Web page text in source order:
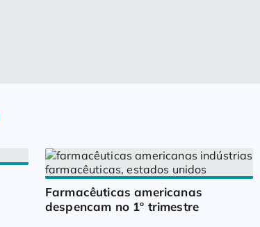
Farmacêuticas americanas
despencam no 1º trimestre